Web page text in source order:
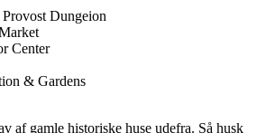
Dungeion
Center
& Gardens
af gamle historiske huse udefra. Så husk